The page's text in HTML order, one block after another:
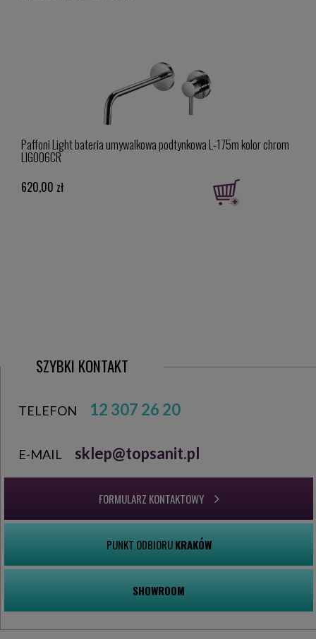
Paffoni Light bateria umywalkowa podtynkowa L-175m kolor chrom
LIG006CR
620,00 zł
SZYBKI KONTAKT
TELEFON 12 307 26 20
E-MAIL sklep@topsanit.pl
FORMULARZ KONTAKTOWY
PUNKT ODBIORUKRAKÓW
SHOWROOM